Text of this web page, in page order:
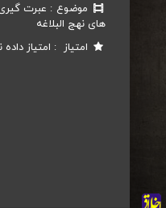
موضوع
عبرت
های نهج البلاغه
امتیاز
امتیاز